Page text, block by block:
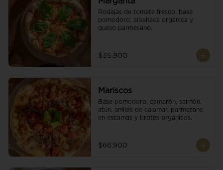
Rodajas de tomate fresco, base
pomodoro, albahaca orgánica y
queso parmesano.
$35.900
Mariscos
Base pomodoro, camarón, salmón,
atún, anillos de calamar, parmesano
en escamas y brotes orgánicos.
$66.900